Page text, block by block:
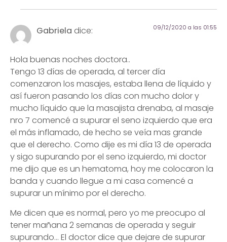
Gabriela dice: 09/12/2020 a las 01:55
Hola buenas noches doctora..
Tengo 13 días de operada, al tercer día
comenzaron los masajes, estaba llena de líquido y
así fueron pasando los días con mucho dolor y
mucho líquido que la masajista drenaba, al masaje
nro 7 comencé a supurar el seno izquierdo que era
el más inflamado, de hecho se veía mas grande
que el derecho. Como dije es mi día 13 de operada
y sigo supurando por el seno izquierdo, mi doctor
me dijo que es un hematoma, hoy me colocaron la
banda y cuando llegue a mi casa comencé a
supurar un mínimo por el derecho.
Me dicen que es normal, pero yo me preocupo al
tener mañana 2 semanas de operada y seguir
supurando… El doctor dice que dejare de supurar